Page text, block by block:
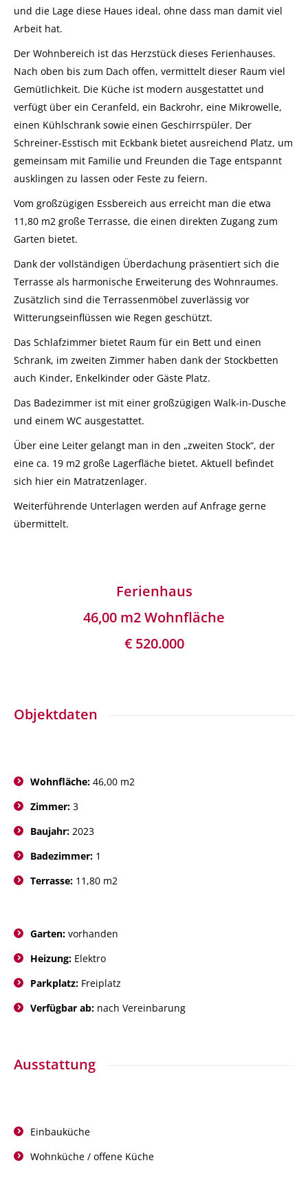
und die Lage diese Haues ideal, ohne dass man damit viel
Arbeit hat.
Der Wohnbereich ist das Herzstück dieses Ferienhauses.
Nach oben bis zum Dach offen, vermittelt dieser Raum viel
Gemütlichkeit. Die Küche ist modern ausgestattet und
verfügt über ein Ceranfeld, ein Backrohr, eine Mikrowelle,
einen Kühlschrank sowie einen Geschirrspüler. Der
Schreiner-Esstisch mit Eckbank bietet ausreichend Platz, um
gemeinsam mit Familie und Freunden die Tage entspannt
ausklingen zu lassen oder Feste zu feiern.
Vom großzügigen Essbereich aus erreicht man die etwa
11,80 m2 große Terrasse, die einen direkten Zugang zum
Garten bietet.
Dank der vollständigen Überdachung präsentiert sich die
Terrasse als harmonische Erweiterung des Wohnraumes.
Zusätzlich sind die Terrassenmöbel zuverlässig vor
Witterungseinflüssen wie Regen geschützt.
Das Schlafzimmer bietet Raum für ein Bett und einen
Schrank, im zweiten Zimmer haben dank der Stockbetten
auch Kinder, Enkelkinder oder Gäste Platz.
Das Badezimmer ist mit einer großzügigen Walk-in-Dusche
und einem WC ausgestattet.
Über eine Leiter gelangt man in den „zweiten Stock“, der
eine ca. 19 m2 große Lagerfläche bietet. Aktuell befindet
sich hier ein Matratzenlager.
Weiterführende Unterlagen werden auf Anfrage gerne
übermittelt.
Ferienhaus
46,00 m2 Wohnfläche
€ 520.000
Objektdaten
Wohnfläche: 46,00 m2
Zimmer: 3
Baujahr: 2023
Badezimmer: 1
Terrasse: 11,80 m2
Garten: vorhanden
Heizung: Elektro
Parkplatz: Freiplatz
Verfügbar ab: nach Vereinbarung
Ausstattung
Einbauküche
Wohnküche / offene Küche